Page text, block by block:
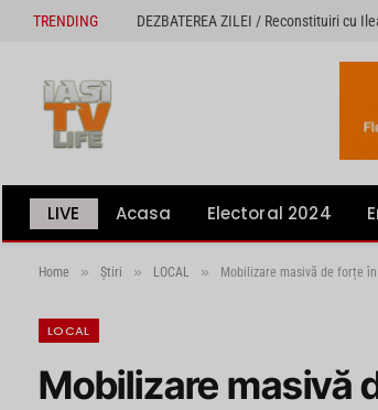
TRENDING DEZBATEREA ZILEI / Reconstituiri cu
LIVE Acasa Electoral 2024
Home » Știri » LOCAL » Mobilizare masivă de forțe
LOCAL
Mobilizare masivă